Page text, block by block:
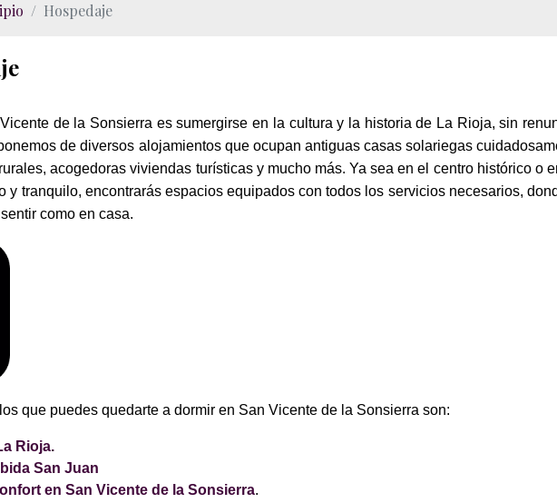
Hospedaje
de la Sonsierra es sumergirse en la cultura y la historia de La Rioja, sin
de diversos alojamientos que ocupan antiguas casas solariegas
acogedoras viviendas turísticas y mucho más. Ya sea en el centro histórico o
y tranquilo, encontrarás espacios equipados con todos los servicios necesarios,
como en casa.
que puedes quedarte a dormir en San Vicente de la Sonsierra son:
Rioja.
San Juan
en San Vicente de la Sonsierra.